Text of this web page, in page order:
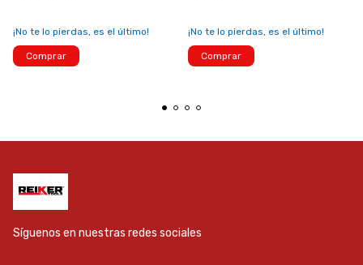
¡No te lo pierdas, es el último!
Comprar
¡No te lo pierdas, es el último!
Comprar
Síguenos en nuestras redes sociales